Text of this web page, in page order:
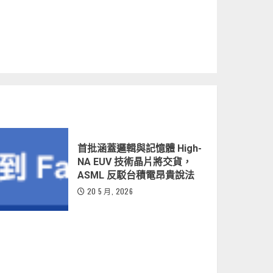
首批涵蓋邏輯與記憶體 High-
NA EUV 技術晶片將交貨，
ASML 反駁台積電昂貴說法
20 5 月, 2026